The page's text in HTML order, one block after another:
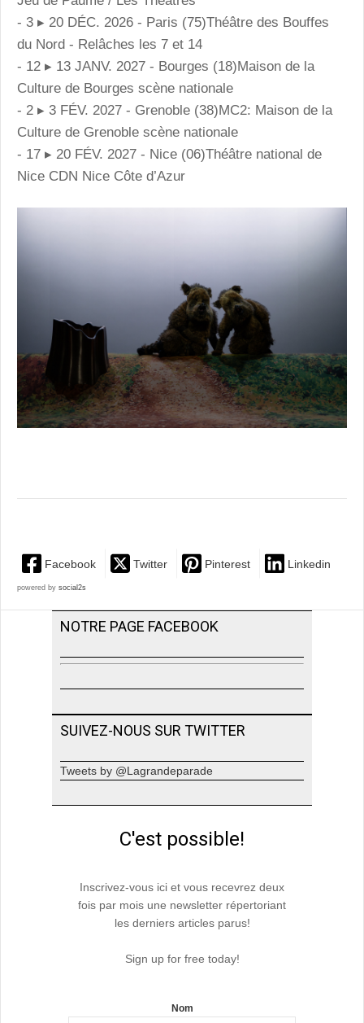
- 3 ▸ 20 DÉC. 2026 - Paris (75)Théâtre des Bouffes
du Nord - Relâches les 7 et 14
- 12 ▸ 13 JANV. 2027 - Bourges (18)Maison de la
Culture de Bourges scène nationale
- 2 ▸ 3 FÉV. 2027 - Grenoble (38)MC2: Maison de la
Culture de Grenoble scène nationale
- 17 ▸ 20 FÉV. 2027 - Nice (06)Théâtre national de
Nice CDN Nice Côte d’Azur
Facebook Twitter Pinterest Linkedin
powered by social2s
NOTRE PAGE FACEBOOK
SUIVEZ-NOUS SUR TWITTER
Tweets by @Lagrandeparade
C'est possible!
Inscrivez-vous ici et vous recevrez deux
fois par mois une newsletter répertoriant
les derniers articles parus!
Sign up for free today!
Nom